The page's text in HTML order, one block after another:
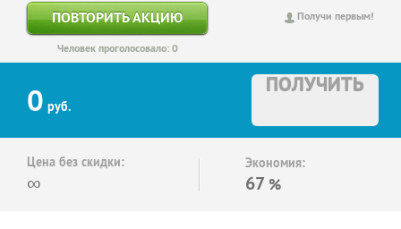
Получи первым!
ПОВТОРИТЬ АКЦИЮ
Человек проголосовало: 0
0 руб.
ПОЛУЧИТЬ
Цена без скидки:
∞
Экономия:
67 %